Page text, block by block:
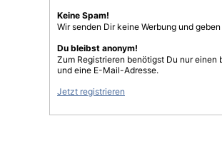
Keine Spam!
Wir senden Dir keine Werbung und
Du bleibst anonym!
Zum Registrieren benötigst Du nur einen
und eine E-Mail-Adresse.
Jetzt registrieren